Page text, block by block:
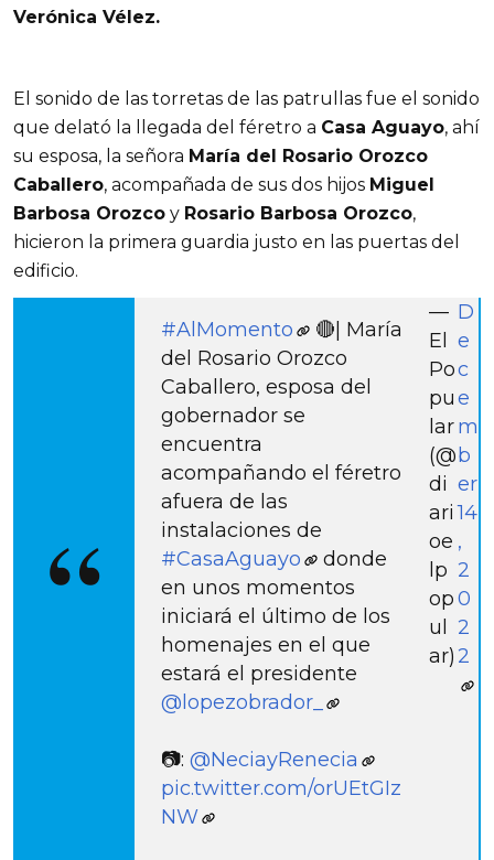
Verónica Vélez.
El sonido de las torretas de las patrullas fue el sonido
que delató la llegada del féretro a Casa Aguayo, ahí
su esposa, la señora María del Rosario Orozco
Caballero, acompañada de sus dos hijos Miguel
Barbosa Orozco y Rosario Barbosa Orozco,
hicieron la primera guardia justo en las puertas del
edificio.
#AlMomento
🔴| María
del Rosario Orozco
Caballero, esposa del
gobernador se
encuentra
acompañando el féretro
afuera de las
instalaciones de
#CasaAguayo
donde
en unos momentos
iniciará el último de los
homenajes en el que
estará el presidente
@lopezobrador_
📷: @NeciayRenecia
pic.twitter.com/orUEtGIz
NW
—
El
Po
pu
lar
(@
di
ari
oe
lp
op
ul
ar)
D
e
c
e
m
b
er
14
,
2
0
2
2